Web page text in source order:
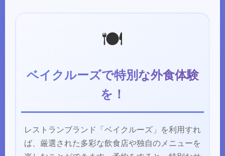
🍽️
ベイクルーズで特別な外食体験
を！
レストランブランド「ベイクルーズ」を利用すれ
ば、厳選された多彩な飲食店や独自のメニューを